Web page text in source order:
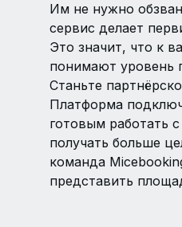
Им не нужно
сервис делает
Это значит, что к
понимают уровень
Станьте
Платформа
готовым работать
получать больше
команда
представить